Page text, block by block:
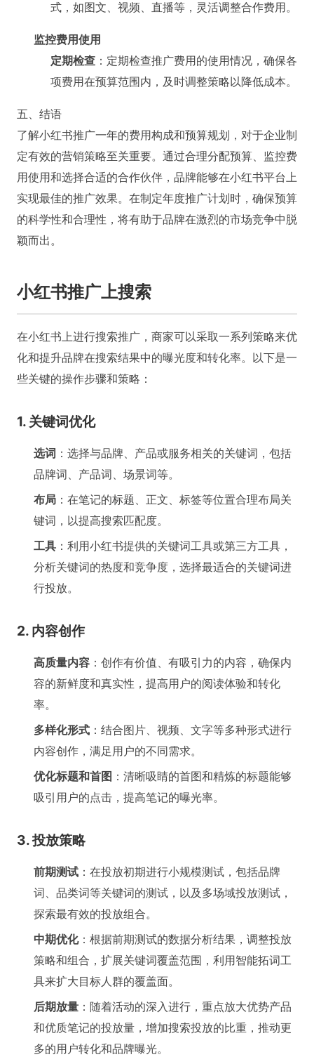
式，如图文、视频、直播等，灵活调整合作费用。
监控费用使用
定期检查 ：定期检查推广费用的使用情况，确保各
项费用在预算范围内，及时调整策略以降低成本。
五、结语
了解小红书推广一年的费用构成和预算规划，对于企业制
定有效的营销策略至关重要。通过合理分配预算、监控费
用使用和选择合适的合作伙伴，品牌能够在小红书平台上
实现最佳的推广效果。在制定年度推广计划时，确保预算
的科学性和合理性，将有助于品牌在激烈的市场竞争中脱
颖而出。
小红书推广上搜索
在小红书上进行搜索推广，商家可以采取一系列策略来优
化和提升品牌在搜索结果中的曝光度和转化率。以下是一
些关键的操作步骤和策略：
1. 关键词优化
选词 ：选择与品牌、产品或服务相关的关键词，包括
品牌词、产品词、场景词等。
布局 ：在笔记的标题、正文、标签等位置合理布局关
键词，以提高搜索匹配度。
工具 ：利用小红书提供的关键词工具或第三方工具，
分析关键词的热度和竞争度，选择最适合的关键词进
行投放。
2. 内容创作
高质量内容 ：创作有价值、有吸引力的内容，确保内
容的新鲜度和真实性，提高用户的阅读体验和转化
率。
多样化形式 ：结合图片、视频、文字等多种形式进行
内容创作，满足用户的不同需求。
优化标题和首图 ：清晰吸睛的首图和精炼的标题能够
吸引用户的点击，提高笔记的曝光率。
3. 投放策略
前期测试 ：在投放初期进行小规模测试，包括品牌
词、品类词等关键词的测试，以及多场域投放测试，
探索最有效的投放组合。
中期优化：根据前期测试的数据分析结果，调整投放
策略和组合，扩展关键词覆盖范围，利用智能拓词工
具来扩大目标人群的覆盖面。
后期放量 ：随着活动的深入进行，重点放大优势产品
和优质笔记的投放量，增加搜索投放的比重，推动更
多的用户转化和品牌曝光。